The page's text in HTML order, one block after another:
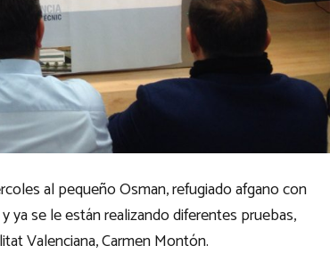
al pequeño Osman, refugiado afgano con
ya se le están realizando diferentes pruebas,
Valenciana, Carmen Montón.